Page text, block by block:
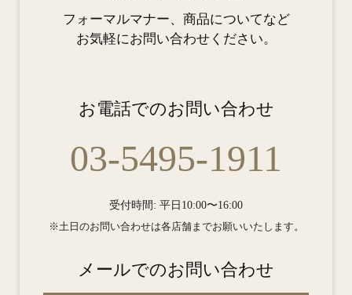
フォーマルマナー、商品についてなど
お気軽にお問い合わせください。
お電話でのお問い合わせ
03-5495-1911
受付時間: 平日10:00〜16:00
※土日のお問い合わせは各店舗までお願いいたします。
メールでのお問い合わせ